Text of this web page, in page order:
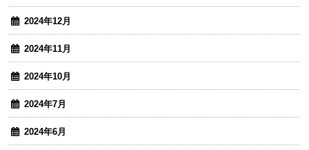
2024年12月
2024年11月
2024年10月
2024年7月
2024年6月